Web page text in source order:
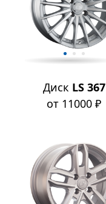
Диск LS 367
от 11000 ₽